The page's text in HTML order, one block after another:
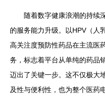
随着数字健康浪潮的持续
的服务能力升级。以HPV（人
高关注度预防性药品在主流医
务，标志着平台从单纯的药品
迈出了关键一步。这不仅极大
及性与便利性，也为整个医药